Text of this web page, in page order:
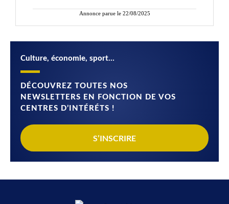
Annonce parue le 22/08/2025
Culture, économie, sport…
DÉCOUVREZ TOUTES NOS
NEWSLETTERS EN FONCTION DE VOS
CENTRES D’INTÉRÉTS !
S’INSCRIRE